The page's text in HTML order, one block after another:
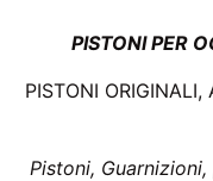
PISTONI PER
PISTONI ORIGINALI,
Pistoni,